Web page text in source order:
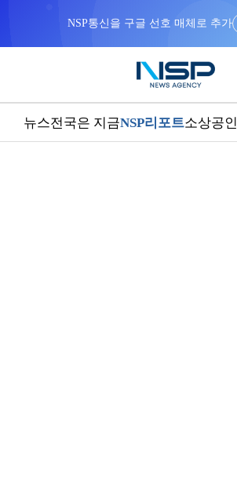
NSP통신을 구글 선호 매체로 추가
뉴스전국은 지금NSP리포트소상공인